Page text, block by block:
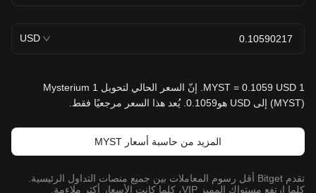
USD
1 MYST = 0.1059 USD. إنّ السعر الحالي لتحويل 1 Mysterium
(MYST) إلى USD هو0.1059. يُعد هذا السعر مرجعيًا فقط.
المزيد من حاسبة أسعار MYST
تقدم Bitget أقل رسوم المعاملات بين جميع منصات التداول الرئيسية.
كلما ارتفع مستواك المميز VIP، كلما كانت الأسعار أكثر ملاءمة.